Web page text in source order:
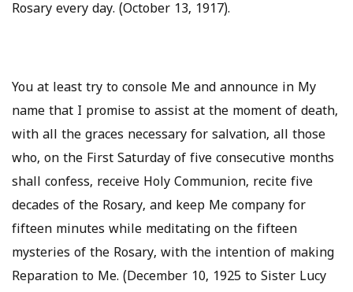
Rosary every day. (October 13, 1917).
You at least try to console Me and announce in My
name that I promise to assist at the moment of death,
with all the graces necessary for salvation, all those
who, on the First Saturday of five consecutive months
shall confess, receive Holy Communion, recite five
decades of the Rosary, and keep Me company for
fifteen minutes while meditating on the fifteen
mysteries of the Rosary, with the intention of making
Reparation to Me. (December 10, 1925 to Sister Lucy